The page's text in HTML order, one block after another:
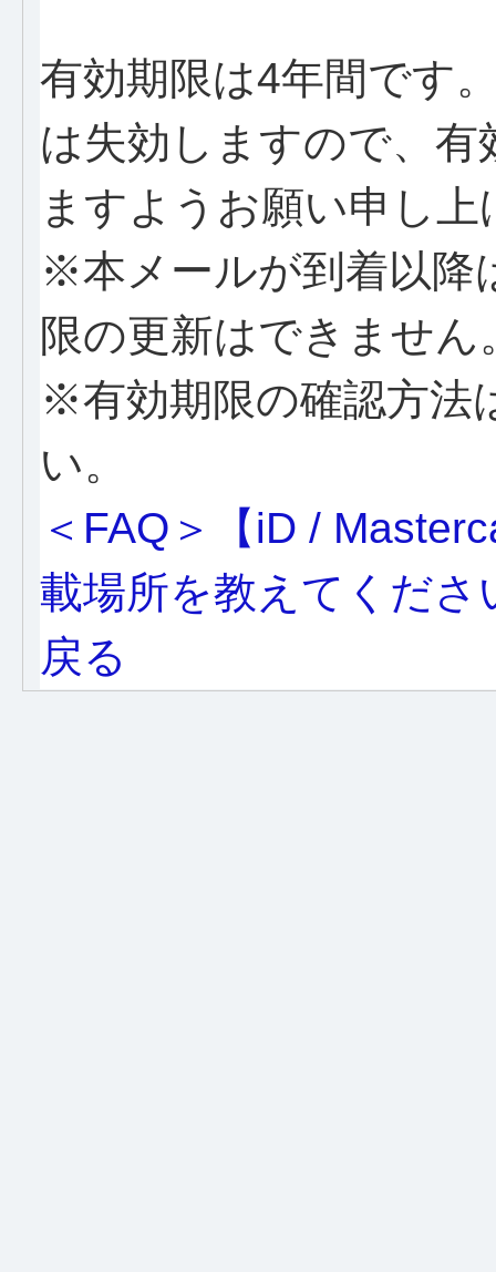
有効期限は4年間です
は失効しますので、
ますようお願い申し上
※本メールが到着以降
限の更新はできません
※有効期限の確認方法
い。
＜FAQ＞【iD /
載場所を教えてくださ
戻る